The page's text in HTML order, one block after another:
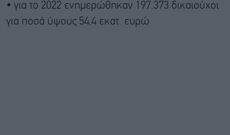
• για το 2022 ενημερώθηκαν 197.373 δικαιούχοι
για ποσά ύψους 54,4 εκατ. ευρώ